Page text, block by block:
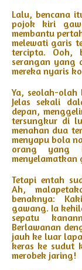
Lalu, bencana
pojok kiri
membantu
melewati garis
tercipta. Ooh,
serangan yang
mereka nyaris
Ya, seolah-
Jelas sekali
depan,
tersungkur di
menahan dua
menyapu bola
orang yang
menyelamatkan
Tetapi entah
Ah,
benaknya:
gawang. Ia
sepatu
Berlawanan
jauh ke luar
keras ke sudut
merobek jaring!